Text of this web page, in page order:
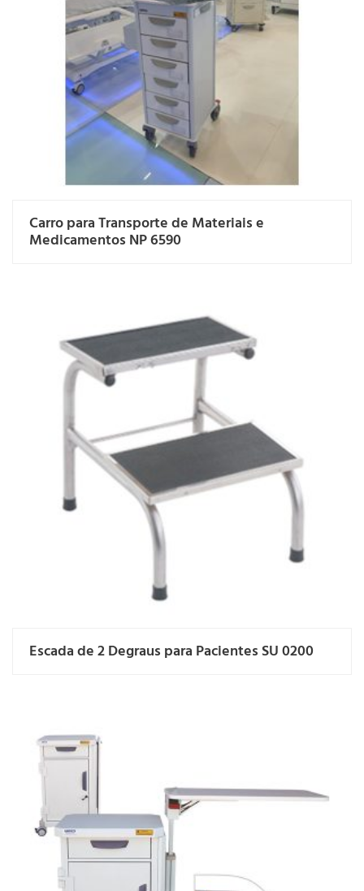
Carro para Transporte de Materiais e
Medicamentos NP 6590
Escada de 2 Degraus para Pacientes SU 0200